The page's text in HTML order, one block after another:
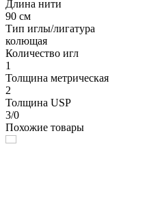
Длина нити
90 см
Тип иглы/лигатура
колющая
Количество игл
1
Толщина метрическая
2
Толщина USP
3/0
Похожие товары